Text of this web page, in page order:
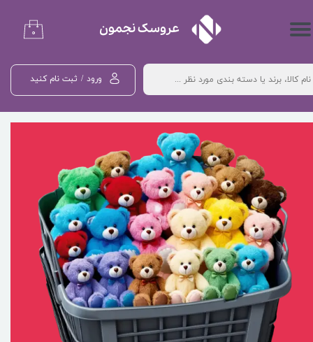
ورود / ثبت نام کنید
حساب کاربری من
تغییر گذر واژه
سفارشات
خروج از حساب کاربری
۰